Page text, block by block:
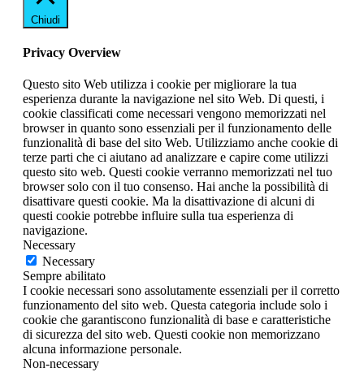
Chiudi
Privacy Overview
Questo sito Web utilizza i cookie per migliorare la tua
esperienza durante la navigazione nel sito Web. Di questi, i
cookie classificati come necessari vengono memorizzati nel
browser in quanto sono essenziali per il funzionamento delle
funzionalità di base del sito Web. Utilizziamo anche cookie di
terze parti che ci aiutano ad analizzare e capire come utilizzi
questo sito web. Questi cookie verranno memorizzati nel tuo
browser solo con il tuo consenso. Hai anche la possibilità di
disattivare questi cookie. Ma la disattivazione di alcuni di
questi cookie potrebbe influire sulla tua esperienza di
navigazione.
Necessary
Necessary
Sempre abilitato
I cookie necessari sono assolutamente essenziali per il corretto
funzionamento del sito web. Questa categoria include solo i
cookie che garantiscono funzionalità di base e caratteristiche
di sicurezza del sito web. Questi cookie non memorizzano
alcuna informazione personale.
Non-necessary